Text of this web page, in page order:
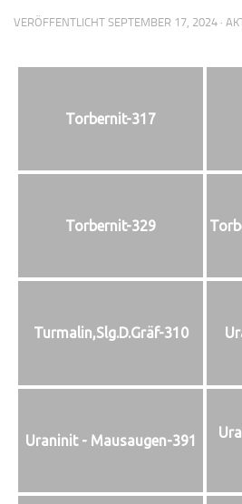
VERÖFFENTLICHT SEPTEMBER 17, 2024 ·
Torbernit-317
Torbernit-329
Turmalin,Slg.D.Gräf-310
Uraninit - Mausaugen-391